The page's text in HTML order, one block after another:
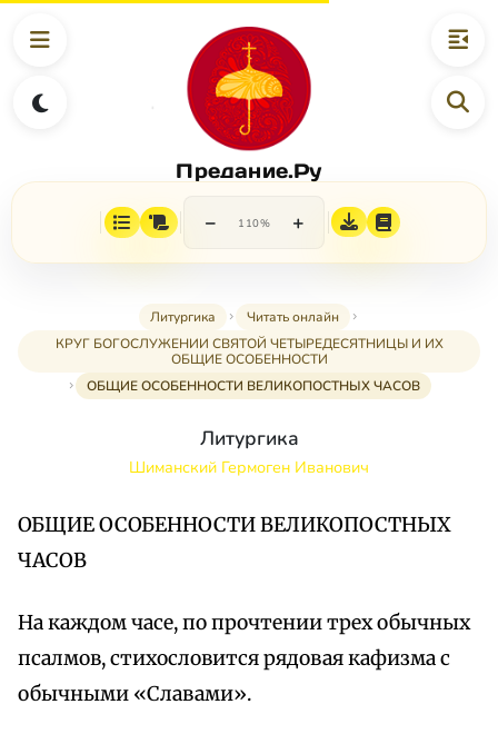
Предание.Ру
− 110% +
Литургика
Читать онлайн
КРУГ БОГОСЛУЖЕНИИ СВЯТОЙ ЧЕТЫРЕДЕСЯТНИЦЫ И ИХ
ОБЩИЕ ОСОБЕННОСТИ
ОБЩИЕ ОСОБЕННОСТИ ВЕЛИКОПОСТНЫХ ЧАСОВ
Литургика
Шиманский Гермоген Иванович
ОБЩИЕ ОСОБЕННОСТИ ВЕЛИКОПОСТНЫХ
ЧАСОВ
На каждом часе, по прочтении трех обычных
псалмов, стихословится рядовая кафизма с
обычными «Славами».